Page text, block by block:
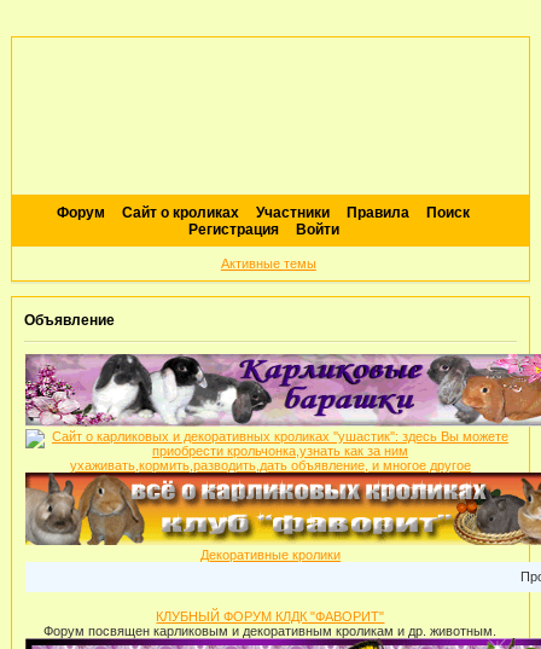
Форум Сайт о кроликах Участники Правила
Поиск
Регистрация
Войти
Активные темы
Объявление
Декоративные кролики
КЛУБНЫЙ ФОРУМ КЛДК "ФАВОРИТ"
Форум посвящен карликовым и декоративным кроликам и др. животным.